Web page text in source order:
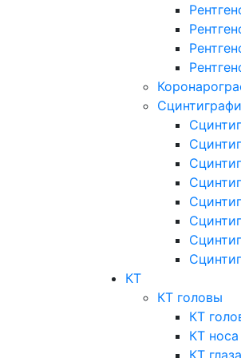
КТ
КТ головы
КТ
КТ носа
КТ глаза